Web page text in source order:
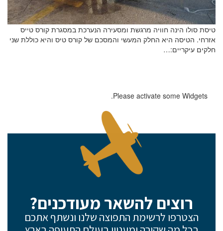
טיסת סולו הינה חוויה מרגשת ומסעירה הנערכת במסגרת קורס טייס
אזרחי. הטיסה היא החלק המעשי והמסכם של קורס טיס והיא כוללת שני
חלקים עיקריים:…
Please activate some Widgets.
רוצים להשאר מעודכנים?
הצטרפו לרשימת התפוצה שלנו ונשתף אתכם